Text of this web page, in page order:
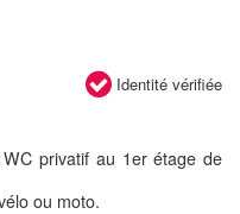
Identité vérifiée
privatif au 1er étage de
ou moto.